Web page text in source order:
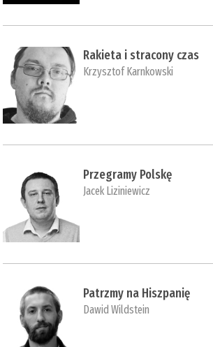
Rakieta i stracony czas
Krzysztof Karnkowski
Przegramy Polskę
Jacek Liziniewicz
Patrzmy na Hiszpanię
Dawid Wildstein